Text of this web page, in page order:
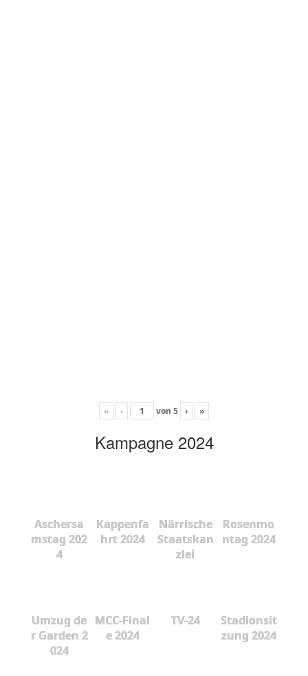
« ‹ von 5 › »
Kampagne 2024
Aschersa
mstag 202
4
Kappenfa
hrt 2024
Närrische
Staatskan
zlei
Rosenmo
ntag 2024
Umzug de
r Garden 2
024
MCC-Final
e 2024
TV-24
Stadionsit
zung 2024